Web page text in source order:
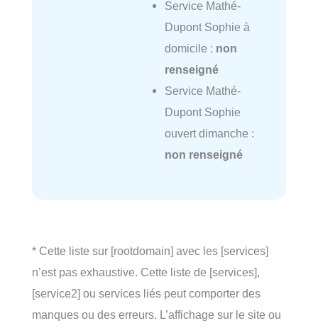
Service Mathé-
Dupont Sophie à
domicile : non
renseigné
Service Mathé-
Dupont Sophie
ouvert dimanche :
non renseigné
* Cette liste sur [rootdomain] avec les [services]
n’est pas exhaustive. Cette liste de [services],
[service2] ou services liés peut comporter des
manques ou des erreurs. L’affichage sur le site ou